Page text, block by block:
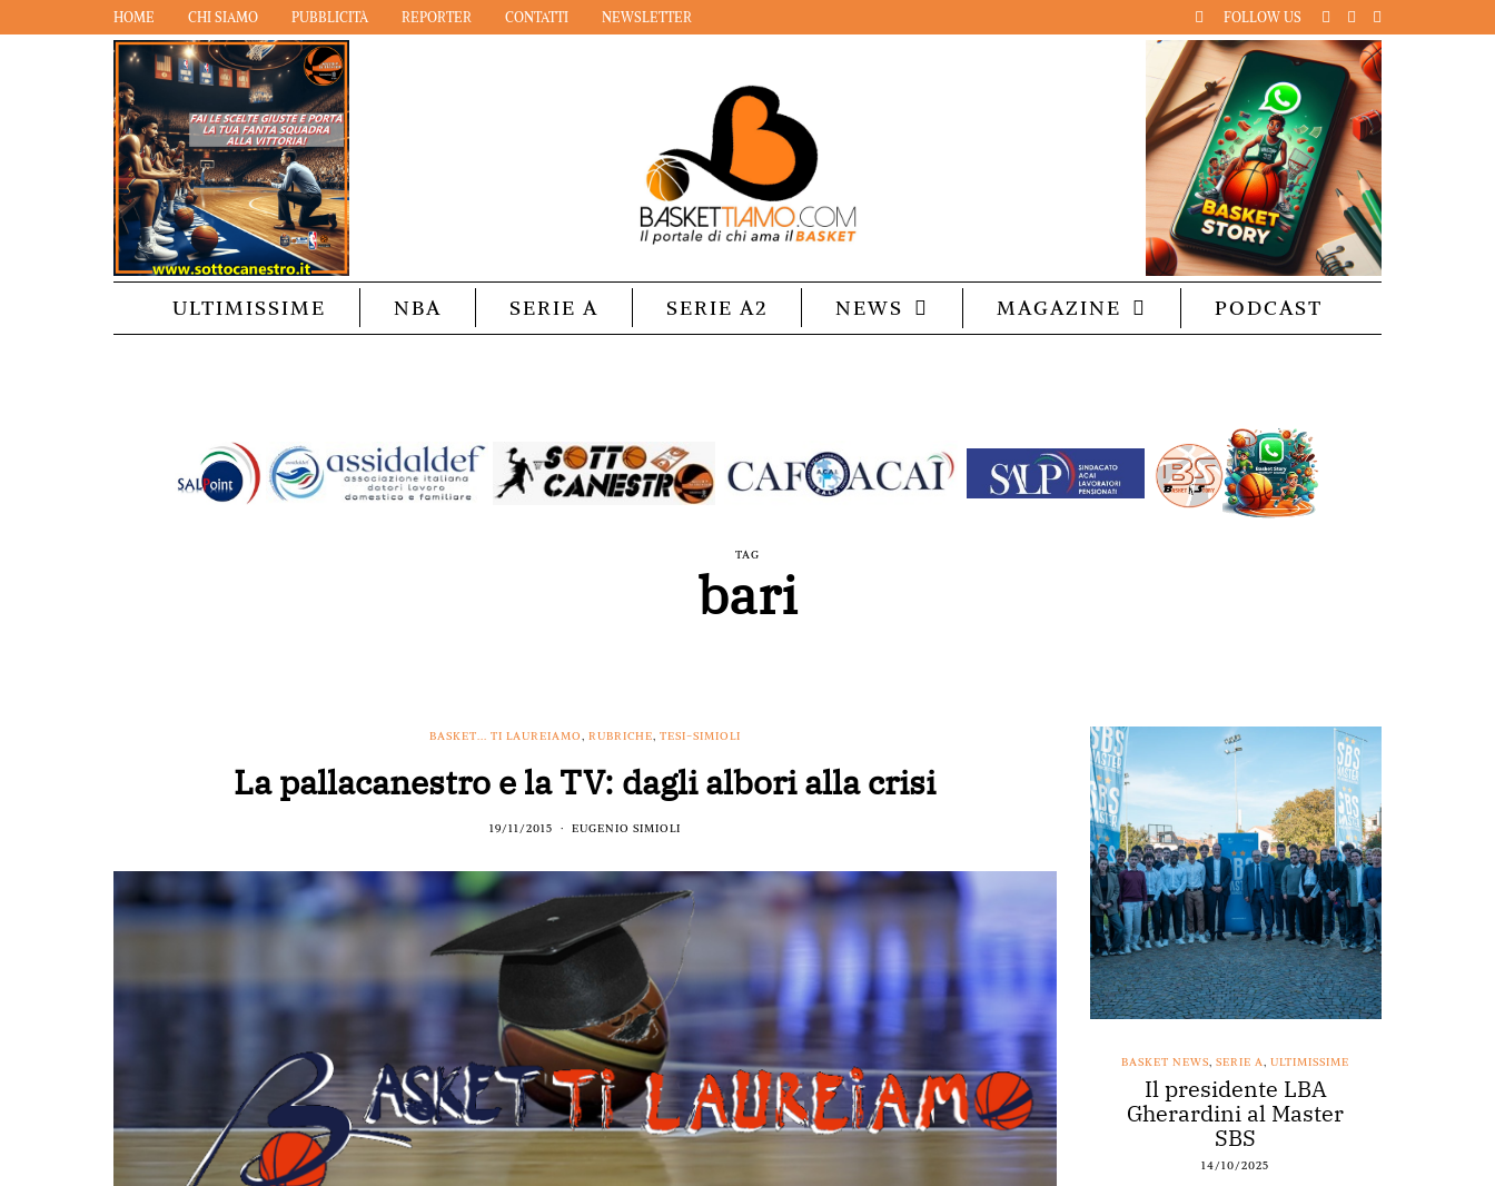
HOME CHI SIAMO PUBBLICITÀ REPORTER CONTATTI NEWSLETTER FOLLOW US
ULTIMISSIME NBA SERIE A SERIE A2 NEWS MAGAZINE PODCAST
TAG
bari
BASKET... TI LAUREIAMO, RUBRICHE, TESI-SIMIOLI
La pallacanestro e la TV: dagli albori alla crisi
19/11/2015 EUGENIO SIMIOLI
BASKET TORINO, BENEDETTO XIV CENTO
BERGAMO BASKET 2014 ,FORLÌ
PALLACANESTRO 2.015
FORTITUDO BOLOGNA
NEW BASKET BRINDISI,PISTOIA BASKET,
ROSETO,SCAFATI BASKET 1969,
BASKET VERONA, SCANDONE AVELLINO
A2,URANIA MILANO
BASKET NEWS,ULTIMISSIME
Alla Roig Arena di
Valencia arriva «The
Eye»
14/07/2025
Piazza Paci a canestro
con un’opera d’arte a
cielo aperto
BASKET NEWS,SERIE A,ULTIMISSIME
Il presidente LBA
Gherardini al Master
SBS
14/10/2025